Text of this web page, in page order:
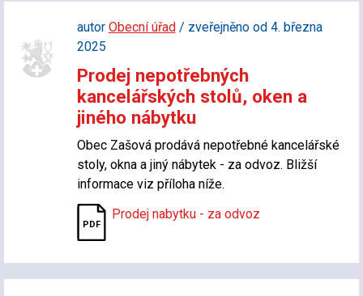
autor Obecní úřad/ zveřejněno od 4. března
2025
Prodej nepotřebných
kancelářských stolů, oken a
jiného nábytku
Obec Zašová prodává nepotřebné kancelářské
stoly, okna a jiný nábytek - za odvoz. Bližší
informace viz příloha níže.
Prodej nabytku - za odvoz